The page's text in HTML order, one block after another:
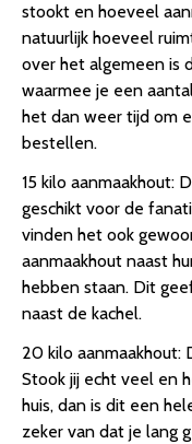
stookt en hoeveel
natuurlijk hoeveel
over het algemeen is
waarmee je een
het dan weer tijd om
bestellen.
15 kilo aanmaakhout:
geschikt voor de
vinden het ook
aanmaakhout naast
hebben staan. Dit
naast de kachel.
20 kilo aanmaakhout:
Stook jij echt veel en
huis, dan is dit een
zeker van dat je lang